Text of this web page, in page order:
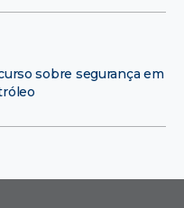
sobre segurança em